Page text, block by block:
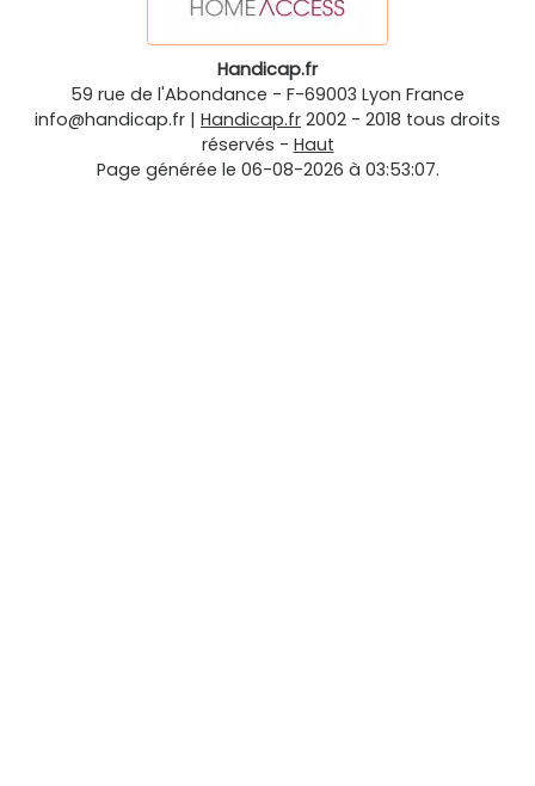
Handicap.fr
59 rue de l'Abondance - F-69003 Lyon France
info@handicap.fr | Handicap.fr 2002 - 2018 tous droits
réservés - Haut
Page générée le 06-08-2026 à 03:53:07.